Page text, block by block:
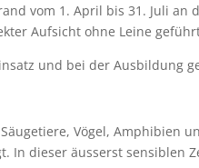
vom 1. April bis 31. Juli
Aufsicht ohne Leine
und bei der Ausbildung
Vögel, Amphibien
In dieser äusserst sensiblen